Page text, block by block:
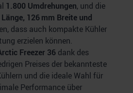
1.800 Umdrehungen, und die
126 mm Breite und
dass auch kompakte Kühler
erzielen können.
Freezer 36 dank des
Preises der bekannteste
und die ideale Wahl für
Performance über